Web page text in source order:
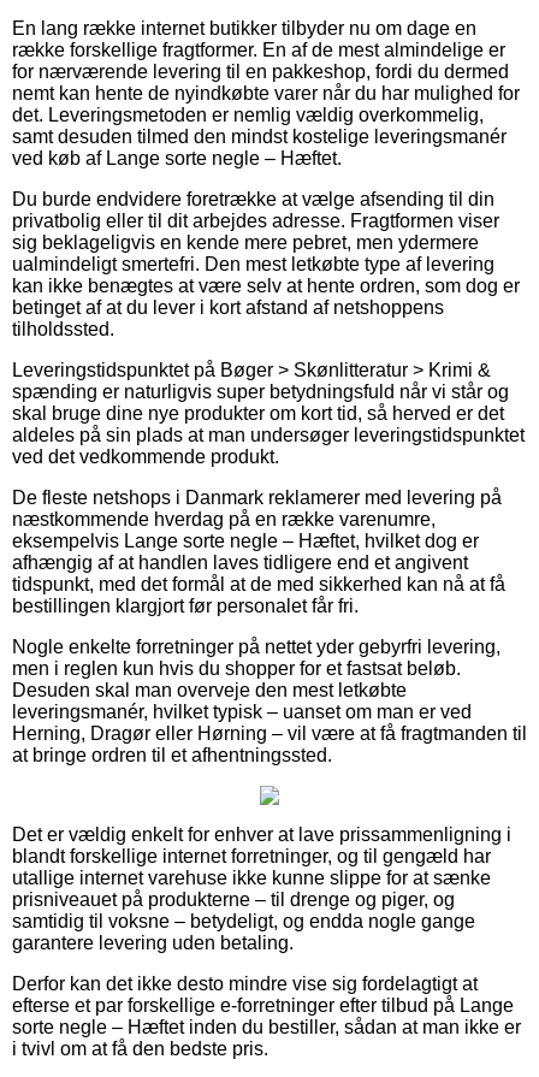
En lang række internet butikker tilbyder nu om dage en
række forskellige fragtformer. En af de mest almindelige er
for nærværende levering til en pakkeshop, fordi du dermed
nemt kan hente de nyindkøbte varer når du har mulighed for
det. Leveringsmetoden er nemlig vældig overkommelig,
samt desuden tilmed den mindst kostelige leveringsmanér
ved køb af Lange sorte negle – Hæftet.
Du burde endvidere foretrække at vælge afsending til din
privatbolig eller til dit arbejdes adresse. Fragtformen viser
sig beklageligvis en kende mere pebret, men ydermere
ualmindeligt smertefri. Den mest letkøbte type af levering
kan ikke benægtes at være selv at hente ordren, som dog er
betinget af at du lever i kort afstand af netshoppens
tilholdssted.
Leveringstidspunktet på Bøger > Skønlitteratur > Krimi &
spænding er naturligvis super betydningsfuld når vi står og
skal bruge dine nye produkter om kort tid, så herved er det
aldeles på sin plads at man undersøger leveringstidspunktet
ved det vedkommende produkt.
De fleste netshops i Danmark reklamerer med levering på
næstkommende hverdag på en række varenumre,
eksempelvis Lange sorte negle – Hæftet, hvilket dog er
afhængig af at handlen laves tidligere end et angivent
tidspunkt, med det formål at de med sikkerhed kan nå at få
bestillingen klargjort før personalet får fri.
Nogle enkelte forretninger på nettet yder gebyrfri levering,
men i reglen kun hvis du shopper for et fastsat beløb.
Desuden skal man overveje den mest letkøbte
leveringsmanér, hvilket typisk – uanset om man er ved
Herning, Dragør eller Hørning – vil være at få fragtmanden til
at bringe ordren til et afhentningssted.
Det er vældig enkelt for enhver at lave prissammenligning i
blandt forskellige internet forretninger, og til gengæld har
utallige internet varehuse ikke kunne slippe for at sænke
prisniveauet på produkterne – til drenge og piger, og
samtidig til voksne – betydeligt, og endda nogle gange
garantere levering uden betaling.
Derfor kan det ikke desto mindre vise sig fordelagtigt at
efterse et par forskellige e-forretninger efter tilbud på Lange
sorte negle – Hæftet inden du bestiller, sådan at man ikke er
i tvivl om at få den bedste pris.